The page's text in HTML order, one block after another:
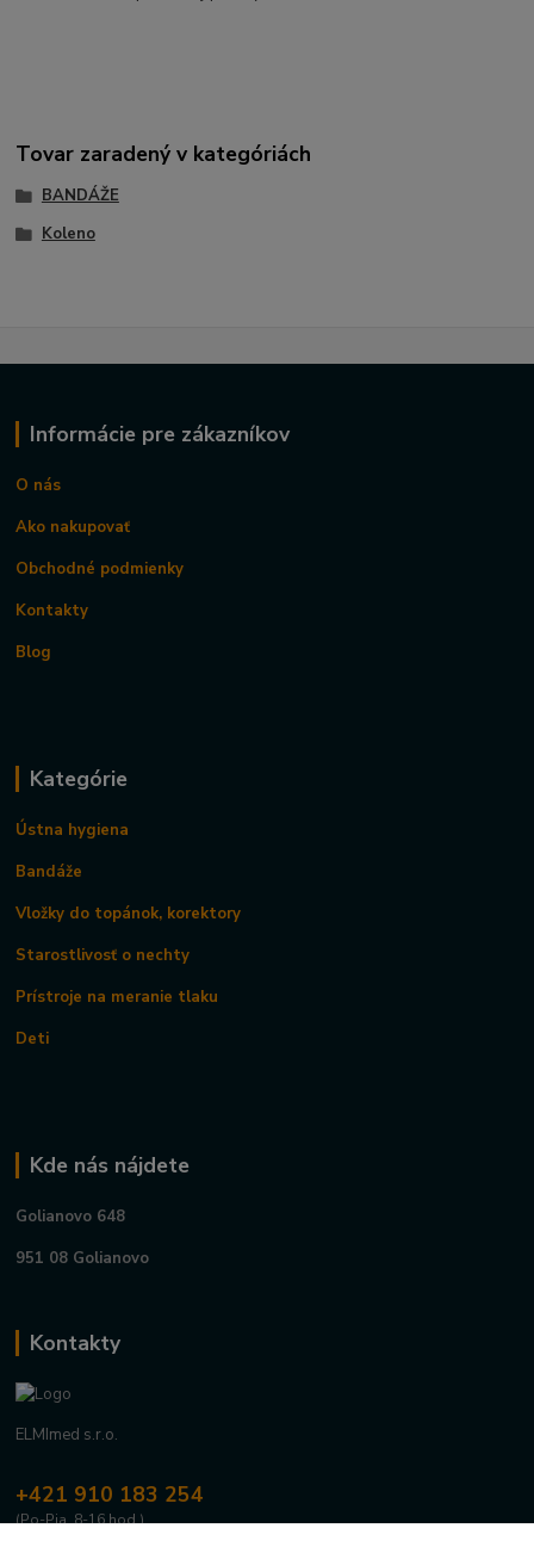
Tovar zaradený v kategóriách
BANDÁŽE
Koleno
Informácie pre zákazníkov
O nás
Ako nakupovať
Obchodné podmienky
Kontakty
Blog
Kategórie
Ústna hygiena
Bandáže
Vložky do topánok, korektory
Starostlivosť o nechty
Prístroje na meranie tlaku
Deti
Kde nás nájdete
Golianovo 648
951 08 Golianovo
Kontakty
ELMImed s.r.o.
+421 910 183 254
(Po-Pia, 8-16 hod.)